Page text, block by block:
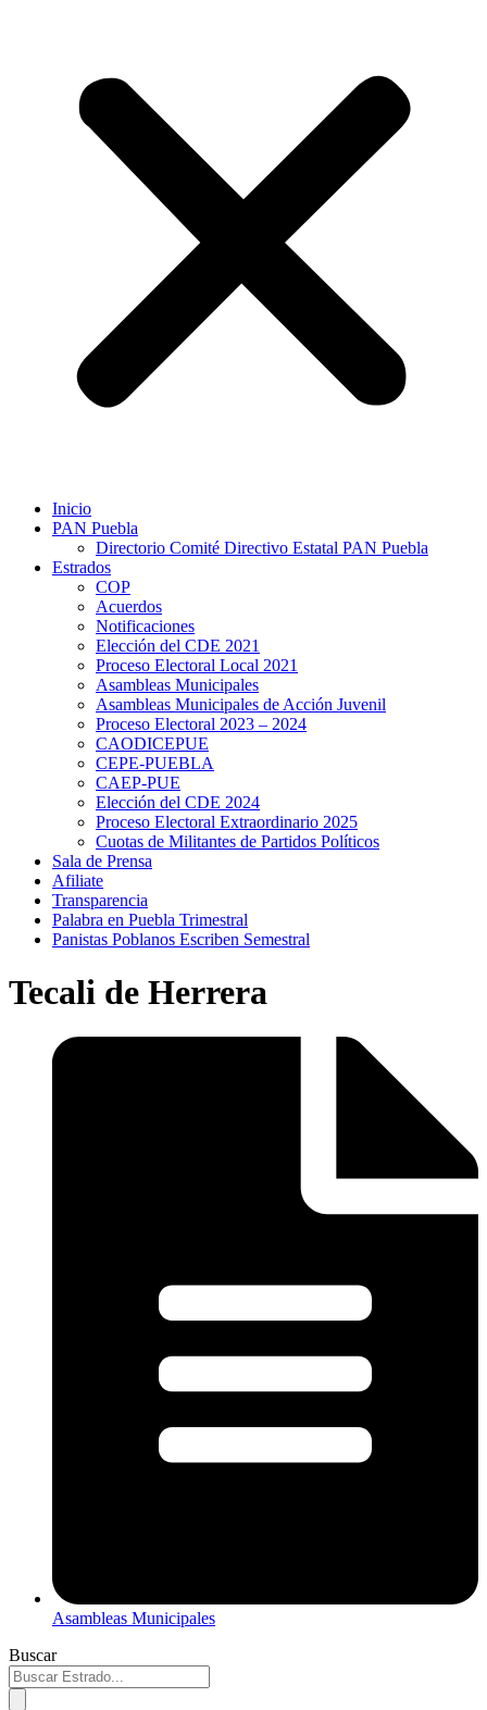
Inicio
PAN Puebla
Directorio Comité Directivo Estatal PAN Puebla
Estrados
COP
Acuerdos
Notificaciones
Elección del CDE 2021
Proceso Electoral Local 2021
Asambleas Municipales
Asambleas Municipales de Acción Juvenil
Proceso Electoral 2023 – 2024
CAODICEPUE
CEPE-PUEBLA
CAEP-PUE
Elección del CDE 2024
Proceso Electoral Extraordinario 2025
Cuotas de Militantes de Partidos Políticos
Sala de Prensa
Afiliate
Transparencia
Palabra en Puebla Trimestral
Panistas Poblanos Escriben Semestral
Tecali de Herrera
Asambleas Municipales
Buscar